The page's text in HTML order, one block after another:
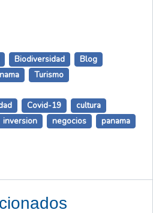
Biodiversidad
Blog
Turismo
Covid-19
cultura
inversion negocios
panama